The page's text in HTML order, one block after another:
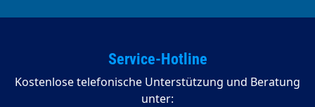
Service-Hotline
Kostenlose telefonische Unterstützung und Beratung
unter: